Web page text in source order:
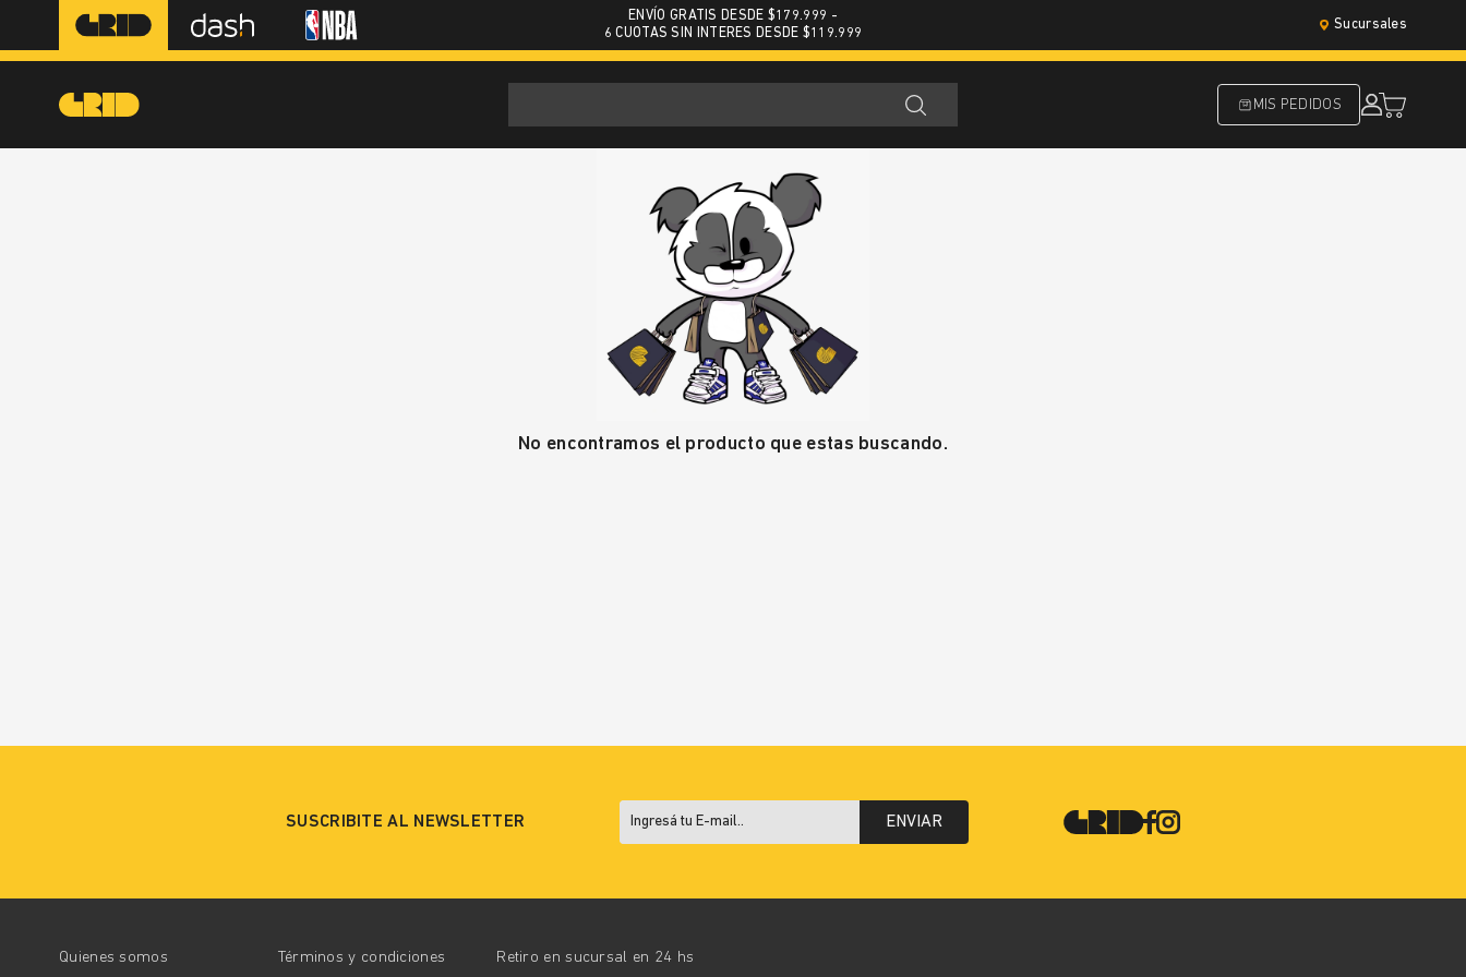
ENVÍO GRATIS DESDE $179.999 -
6 CUOTAS SIN INTERES DESDE $119.999
Sucursales
MIS PEDIDOS
No encontramos el producto que estas buscando.
SUSCRIBITE AL NEWSLETTER ENVIAR
Quienes somos Términos y condiciones Retiro en sucursal en 24 hs